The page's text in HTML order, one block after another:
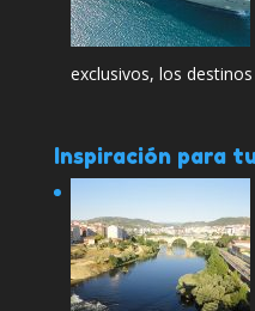
exclusivos, los
Inspiración para